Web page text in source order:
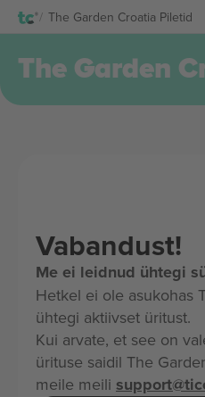
The Garden Croatia Piletid
The Garden
Vabandust!
Me ei leidnud ühtegi
Hetkel ei ole asukohas
ühtegi aktiivset üritust.
Kui arvate, et see on
ürituse saidil The
meile meili